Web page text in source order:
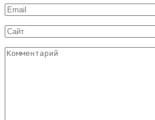
Email
*
Сайт
Комментарий